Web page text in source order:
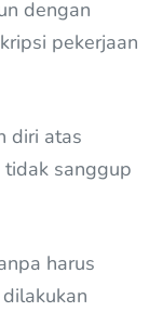
dengan
pekerjaan
diri atas
tidak sanggup
harus